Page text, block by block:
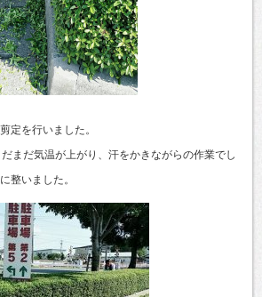
定を行いました。
まだ気温が上がり、汗をかきながらの作業でし
整いました。